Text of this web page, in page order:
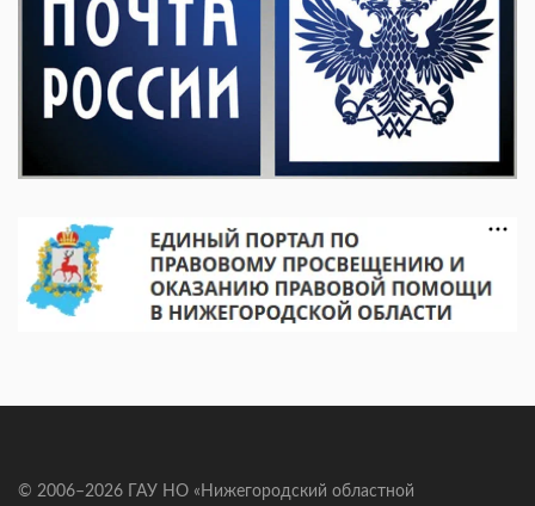
© 2006–2026 ГАУ НО «Нижегородский областной